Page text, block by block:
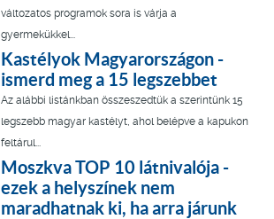
változatos programok sora is várja a
gyermekükkel...
Kastélyok Magyarországon -
ismerd meg a 15 legszebbet
Az alábbi listánkban összeszedtük a szerintünk 15
legszebb magyar kastélyt, ahol belépve a kapukon
feltárul...
Moszkva TOP 10 látnivalója -
ezek a helyszínek nem
maradhatnak ki, ha arra járunk